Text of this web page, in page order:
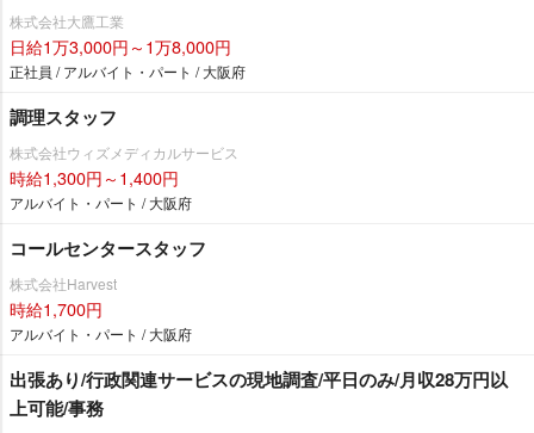
株式会社大鷹工業
日給1万3,000円～1万8,000円
正社員 / アルバイト・パート / 大阪府
調理スタッフ
株式会社ウィズメディカルサービス
時給1,300円～1,400円
アルバイト・パート / 大阪府
コールセンタースタッフ
株式会社Harvest
時給1,700円
アルバイト・パート / 大阪府
出張あり/行政関連サービスの現地調査/平日のみ/月収28万円以
上可能/事務